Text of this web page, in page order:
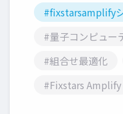
#fixstarsamplify
#量子コンピュー
#組合せ最適化
#Fixstars Amplify